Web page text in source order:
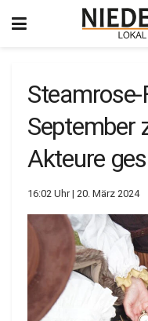
September
Akteure
16:02 Uhr | 20. März 2024